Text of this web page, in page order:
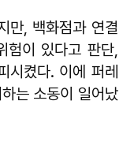
만, 백화점과 연결
험이 있다고 판단,
시켰다. 이에 퍼레
는 소동이 일어났